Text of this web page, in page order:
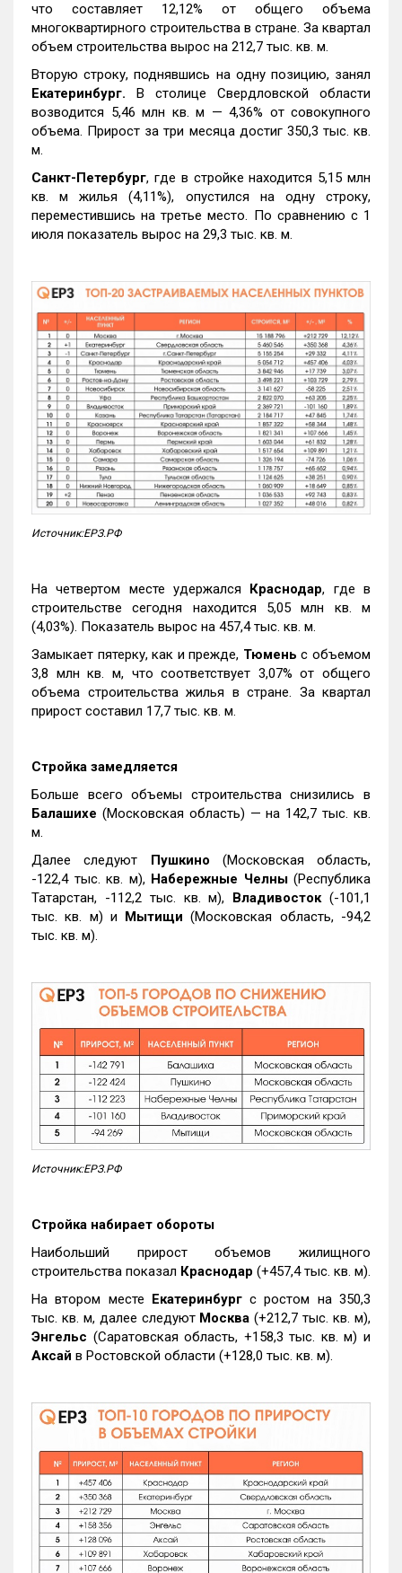
что составляет 12,12% от общего объема
многоквартирного строительства в стране. За квартал
объем строительства вырос на 212,7 тыс. кв. м.
Вторую строку, поднявшись на одну позицию, занял
Екатеринбург. В столице Свердловской области
возводится 5,46 млн кв. м — 4,36% от совокупного
объема. Прирост за три месяца достиг 350,3 тыс. кв.
м.
Санкт-Петербург, где в стройке находится 5,15 млн
кв. м жилья (4,11%), опустился на одну строку,
переместившись на третье место. По сравнению с 1
июля показатель вырос на 29,3 тыс. кв. м.
Источник:ЕРЗ.РФ
На четвертом месте удержался Краснодар, где в
строительстве сегодня находится 5,05 млн кв. м
(4,03%). Показатель вырос на 457,4 тыс. кв. м.
Замыкает пятерку, как и прежде, Тюмень с объемом
3,8 млн кв. м, что соответствует 3,07% от общего
объема строительства жилья в стране. За квартал
прирост составил 17,7 тыс. кв. м.
Стройка замедляется
Больше всего объемы строительства снизились в
Балашихе (Московская область) — на 142,7 тыс. кв.
м.
Далее следуют Пушкино (Московская область,
-122,4 тыс. кв. м), Набережные Челны(Республика
Татарстан, -112,2 тыс. кв. м), Владивосток(-101,1
тыс. кв. м) и Мытищи (Московская область, -94,2
тыс. кв. м).
Источник:ЕРЗ.РФ
Стройка набирает обороты
Наибольший прирост объемов жилищного
строительства показал Краснодар (+457,4 тыс. кв. м).
На втором месте Екатеринбургс ростом на 350,3
тыс. кв. м, далее следуют Москва (+212,7 тыс. кв. м),
Энгельс (Саратовская область, +158,3 тыс. кв. м) и
Аксай в Ростовской области (+128,0 тыс. кв. м).